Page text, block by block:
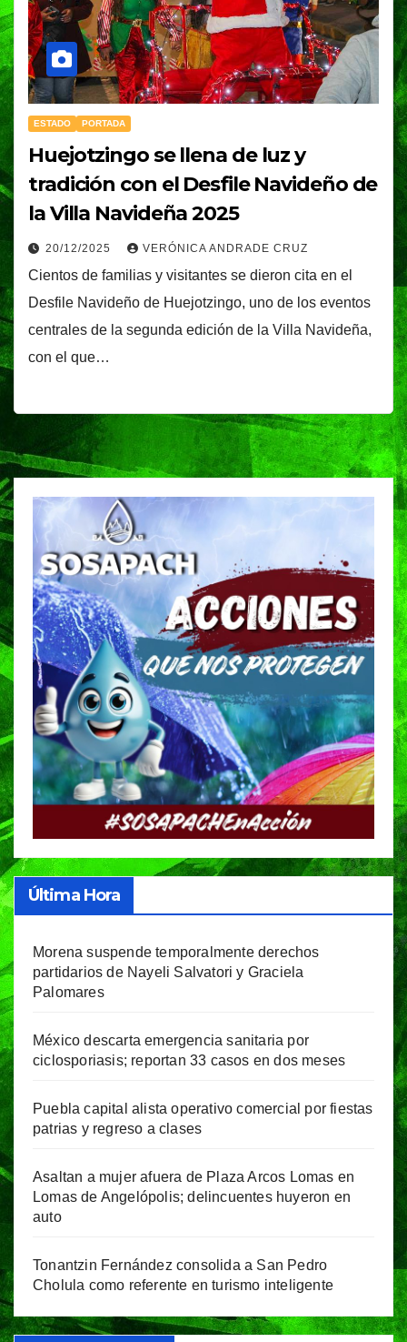
ESTADO PORTADA
Huejotzingo se llena de luz y
tradición con el Desfile Navideño de
la Villa Navideña 2025
20/12/2025 VERÓNICA ANDRADE CRUZ
Cientos de familias y visitantes se dieron cita en el
Desfile Navideño de Huejotzingo, uno de los eventos
centrales de la segunda edición de la Villa Navideña,
con el que…
Última Hora
Morena suspende temporalmente derechos
partidarios de Nayeli Salvatori y Graciela
Palomares
México descarta emergencia sanitaria por
ciclosporiasis; reportan 33 casos en dos meses
Puebla capital alista operativo comercial por fiestas
patrias y regreso a clases
Asaltan a mujer afuera de Plaza Arcos Lomas en
Lomas de Angelópolis; delincuentes huyeron en
auto
Tonantzin Fernández consolida a San Pedro
Cholula como referente en turismo inteligente